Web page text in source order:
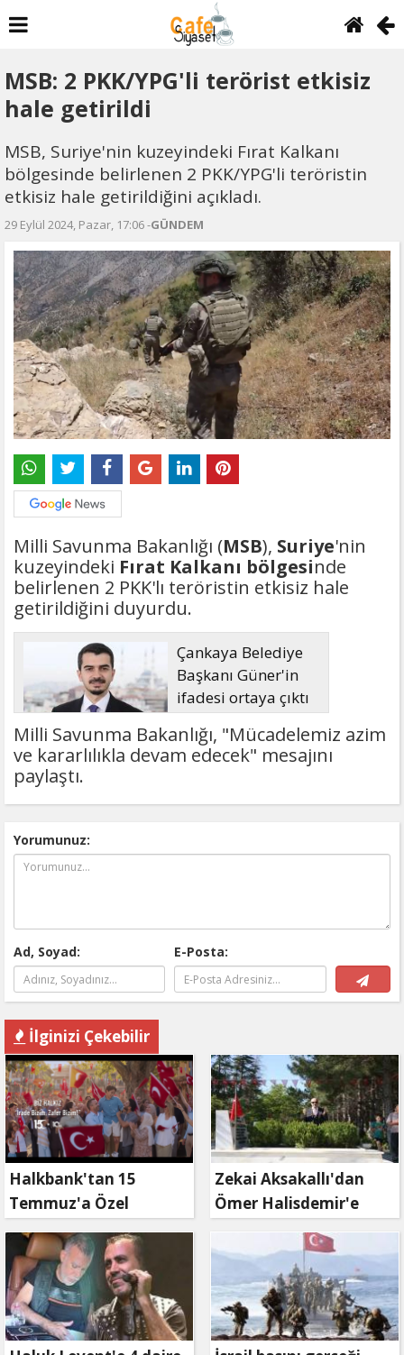
MSB: 2 PKK/YPG'li terörist etkisiz
hale getirildi
MSB, Suriye'nin kuzeyindeki Fırat Kalkanı
bölgesinde belirlenen 2 PKK/YPG'li teröristin
etkisiz hale getirildiğini açıkladı.
29 Eylül 2024, Pazar, 17:06 -GÜNDEM
Milli Savunma Bakanlığı (MSB), Suriye'nin
kuzeyindeki Fırat Kalkanı bölgesinde
belirlenen 2 PKK'lı teröristin etkisiz hale
getirildiğini duyurdu.
Çankaya Belediye
Başkanı Güner'in
ifadesi ortaya çıktı
Milli Savunma Bakanlığı, "Mücadelemiz azim
ve kararlılıkla devam edecek" mesajını
paylaştı.
Yorumunuz:
Ad, Soyad: E-Posta:
İlginizi Çekebilir
Halkbank'tan 15
Temmuz'a Özel
Reklam Filmi: "İrade
Bizim, Zafer Bizim"
Zekai Aksakallı'dan
Ömer Halisdemir'e
'vefa' ziyareti!